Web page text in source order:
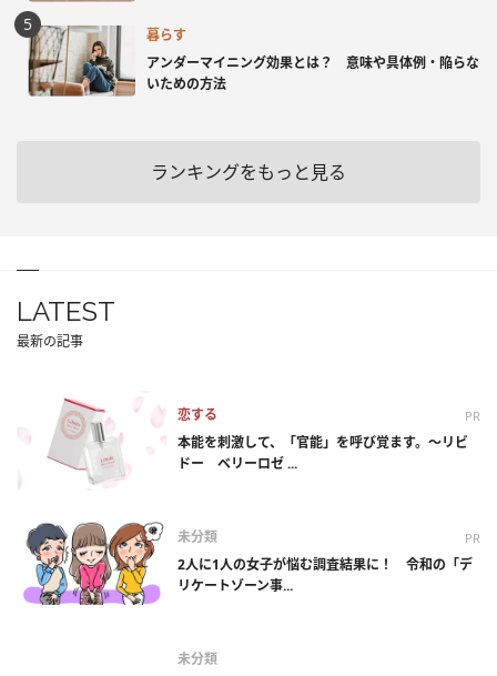
暮らす
アンダーマイニング効果とは？ 意味や具体例・陥らな
いための方法
ランキングをもっと見る
LATEST
最新の記事
恋する PR
本能を刺激して、「官能」を呼び覚ます。～リビ
ドー ベリーロゼ ...
未分類 PR
2人に1人の女子が悩む調査結果に！ 令和の「デ
リケートゾーン事...
未分類